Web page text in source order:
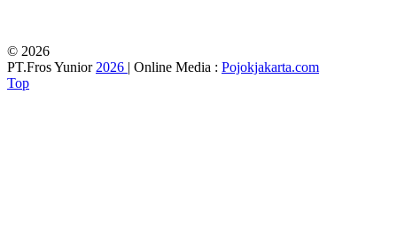
© 2026
PT.Fros Yunior2026 | Online Media : Pojokjakarta.com
Top